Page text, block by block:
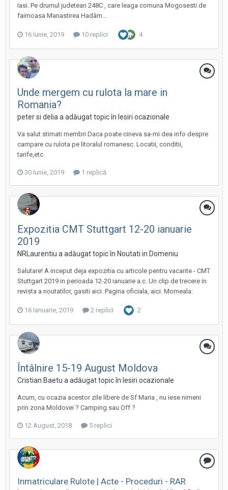
Iasi. Pe drumul judetean 248C , care leaga comuna Mogosesti de
faimoasa Manastirea Hadâm...
16 Iunie, 2019 10 replici 4
Unde mergem cu rulota la mare in
Romania?
peter si delia a adăugat topic în Iesiri ocazionale
Va salut stimati membri Daca poate cineva sa-mi dea info despre
campare cu rulota pe litoralul romanesc. Locatii, conditii,
tarife,etc.
30 Iunie, 2019 1 replică
Expozitia CMT Stuttgart 12-20 ianuarie
2019
NRLaurentiu a adăugat topic în Noutati in Domeniu
Salutare! A inceput deja expozitia cu articole pentru vacante - CMT
Stuttgart 2019 in perioada 12-20 ianuarie a.c. Un clip de trecere in
revista a noutatilor, gasiti aici. Pagina oficiala, aici. Momeala:
16 Ianuarie, 2019 2 replici 2
Întâlnire 15-19 August Moldova
Cristian Baetu a adăugat topic în Iesiri ocazionale
Acum, cu ocazia acestor zile libere de Sf Maria , nu iese nimeni
prin zona Moldovei ? Camping sau Off ?
12 August, 2018 5 replici
Inmatriculare Rulote | Acte - Proceduri - RAR